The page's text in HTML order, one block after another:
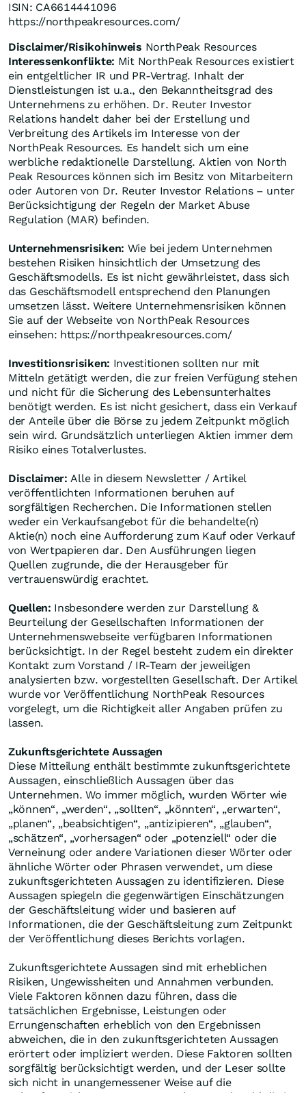
ISIN: CA6614441096
https://northpeakresources.com/
Disclaimer/Risikohinweis NorthPeak Resources
Interessenkonflikte: Mit NorthPeak Resources existiert
ein entgeltlicher IR und PR-Vertrag. Inhalt der
Dienstleistungen ist u.a., den Bekanntheitsgrad des
Unternehmens zu erhöhen. Dr. Reuter Investor
Relations handelt daher bei der Erstellung und
Verbreitung des Artikels im Interesse von der
NorthPeak Resources. Es handelt sich um eine
werbliche redaktionelle Darstellung. Aktien von North
Peak Resources können sich im Besitz von Mitarbeitern
oder Autoren von Dr. Reuter Investor Relations – unter
Berücksichtigung der Regeln der Market Abuse
Regulation (MAR) befinden.
Unternehmensrisiken: Wie bei jedem Unternehmen
bestehen Risiken hinsichtlich der Umsetzung des
Geschäftsmodells. Es ist nicht gewährleistet, dass sich
das Geschäftsmodell entsprechend den Planungen
umsetzen lässt. Weitere Unternehmensrisiken können
Sie auf der Webseite von NorthPeak Resources
einsehen: https://northpeakresources.com/
Investitionsrisiken: Investitionen sollten nur mit
Mitteln getätigt werden, die zur freien Verfügung stehen
und nicht für die Sicherung des Lebensunterhaltes
benötigt werden. Es ist nicht gesichert, dass ein Verkauf
der Anteile über die Börse zu jedem Zeitpunkt möglich
sein wird. Grundsätzlich unterliegen Aktien immer dem
Risiko eines Totalverlustes.
Disclaimer: Alle in diesem Newsletter / Artikel
veröffentlichten Informationen beruhen auf
sorgfältigen Recherchen. Die Informationen stellen
weder ein Verkaufsangebot für die behandelte(n)
Aktie(n) noch eine Aufforderung zum Kauf oder Verkauf
von Wertpapieren dar. Den Ausführungen liegen
Quellen zugrunde, die der Herausgeber für
vertrauenswürdig erachtet.
Quellen: Insbesondere werden zur Darstellung &
Beurteilung der Gesellschaften Informationen der
Unternehmenswebseite verfügbaren Informationen
berücksichtigt. In der Regel besteht zudem ein direkter
Kontakt zum Vorstand / IR-Team der jeweiligen
analysierten bzw. vorgestellten Gesellschaft. Der Artikel
wurde vor Veröffentlichung NorthPeak Resources
vorgelegt, um die Richtigkeit aller Angaben prüfen zu
lassen.
Zukunftsgerichtete Aussagen
Diese Mitteilung enthält bestimmte zukunftsgerichtete
Aussagen, einschließlich Aussagen über das
Unternehmen. Wo immer möglich, wurden Wörter wie
„können“, „werden“, „sollten“, „könnten“, „erwarten“,
„planen“, „beabsichtigen“, „antizipieren“, „glauben“,
„schätzen“, „vorhersagen“ oder „potenziell“ oder die
Verneinung oder andere Variationen dieser Wörter oder
ähnliche Wörter oder Phrasen verwendet, um diese
zukunftsgerichteten Aussagen zu identifizieren. Diese
Aussagen spiegeln die gegenwärtigen Einschätzungen
der Geschäftsleitung wider und basieren auf
Informationen, die der Geschäftsleitung zum Zeitpunkt
der Veröffentlichung dieses Berichts vorlagen.
Zukunftsgerichtete Aussagen sind mit erheblichen
Risiken, Ungewissheiten und Annahmen verbunden.
Viele Faktoren können dazu führen, dass die
tatsächlichen Ergebnisse, Leistungen oder
Errungenschaften erheblich von den Ergebnissen
abweichen, die in den zukunftsgerichteten Aussagen
erörtert oder impliziert werden. Diese Faktoren sollten
sorgfältig berücksichtigt werden, und der Leser sollte
sich nicht in unangemessener Weise auf die